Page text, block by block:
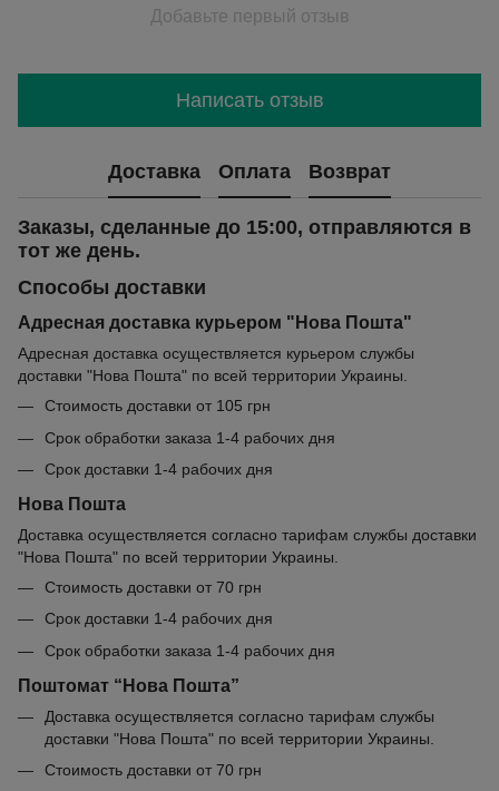
Добавьте первый отзыв
Написать отзыв
Доставка Оплата Возврат
Заказы, сделанные до 15:00, отправляются в
тот же день.
Способы доставки
Адресная доставка курьером "Нова Пошта"
Адресная доставка осуществляется курьером службы
доставки "Нова Пошта" по всей территории Украины.
Стоимость доставки от 105 грн
Срок обработки заказа 1-4 рабочих дня
Срок доставки 1-4 рабочих дня
Нова Пошта
Доставка осуществляется согласно тарифам службы доставки
"Нова Пошта" по всей территории Украины.
Стоимость доставки от 70 грн
Срок доставки 1-4 рабочих дня
Срок обработки заказа 1-4 рабочих дня
Поштомат “Нова Пошта”
Доставка осуществляется согласно тарифам службы
доставки "Нова Пошта" по всей территории Украины.
Стоимость доставки от 70 грн